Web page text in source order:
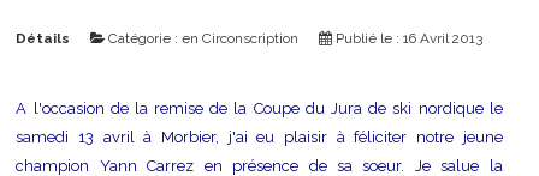
Contact
Détails Catégorie :en Circonscription Publié le : 16 Avril 2013
A l'occasion de la remise de la Coupe du Jura de ski nordique le
samedi 13 avril à Morbier, j'ai eu plaisir à féliciter notre jeune
champion Yann Carrez en présence de sa soeur. Je salue la